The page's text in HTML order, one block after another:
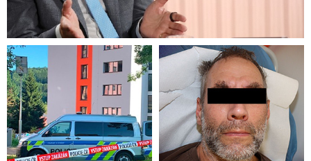
Brutální útok v Tanvaldu:
Několik pobodaných
Záhada rozluštěna! Policie
zná totožnost zmateného
muže
Šťastná Brzobohatá se pochlubila fotkou: Rýpanec od Ondřeje